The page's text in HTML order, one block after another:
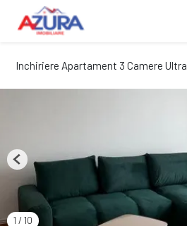
Inchiriere Apartament 3 Camere
1 / 10
Previous